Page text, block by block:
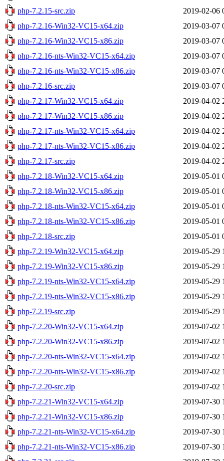
php-7.2.15-src.zip
2019-02-06
php-7.2.16-Win32-VC15-x64.zip
2019-03-07
php-7.2.16-Win32-VC15-x86.zip
2019-03-07
php-7.2.16-nts-Win32-VC15-x64.zip
2019-03-07
php-7.2.16-nts-Win32-VC15-x86.zip
2019-03-07
php-7.2.16-src.zip
2019-03-07
php-7.2.17-Win32-VC15-x64.zip
2019-04-02
php-7.2.17-Win32-VC15-x86.zip
2019-04-02
php-7.2.17-nts-Win32-VC15-x64.zip
2019-04-02
php-7.2.17-nts-Win32-VC15-x86.zip
2019-04-02
php-7.2.17-src.zip
2019-04-02
php-7.2.18-Win32-VC15-x64.zip
2019-05-01
php-7.2.18-Win32-VC15-x86.zip
2019-05-01
php-7.2.18-nts-Win32-VC15-x64.zip
2019-05-01
php-7.2.18-nts-Win32-VC15-x86.zip
2019-05-01
php-7.2.18-src.zip
2019-05-01
php-7.2.19-Win32-VC15-x64.zip
2019-05-29
php-7.2.19-Win32-VC15-x86.zip
2019-05-29
php-7.2.19-nts-Win32-VC15-x64.zip
2019-05-29
php-7.2.19-nts-Win32-VC15-x86.zip
2019-05-29
php-7.2.19-src.zip
2019-05-29
php-7.2.20-Win32-VC15-x64.zip
2019-07-02
php-7.2.20-Win32-VC15-x86.zip
2019-07-02
php-7.2.20-nts-Win32-VC15-x64.zip
2019-07-02
php-7.2.20-nts-Win32-VC15-x86.zip
2019-07-02
php-7.2.20-src.zip
2019-07-02
php-7.2.21-Win32-VC15-x64.zip
2019-07-30
php-7.2.21-Win32-VC15-x86.zip
2019-07-30
php-7.2.21-nts-Win32-VC15-x64.zip
2019-07-30
php-7.2.21-nts-Win32-VC15-x86.zip
2019-07-30